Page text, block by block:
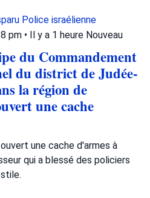
Police israélienne
pm • Il y a 1 heure Nouveau
du Commandement
du district de Judée-
la région de
une cache
une cache d'armes à
qui a blessé des policiers